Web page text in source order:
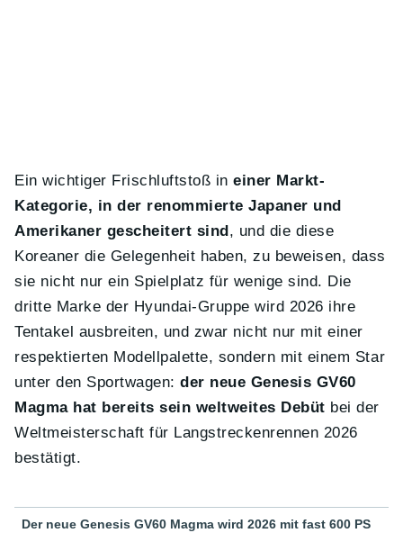
Ein wichtiger Frischluftstoß ineiner Markt-
Kategorie, in der renommierte Japaner und
Amerikaner gescheitert sind , und die diese
Koreaner die Gelegenheit haben, zu beweisen, dass
sie nicht nur ein Spielplatz für wenige sind. Die
dritte Marke der Hyundai-Gruppe wird 2026 ihre
Tentakel ausbreiten, und zwar nicht nur mit einer
respektierten Modellpalette, sondern mit einem Star
unter den Sportwagen:der neue Genesis GV60
Magma hat bereits sein weltweites Debüt bei der
Weltmeisterschaft für Langstreckenrennen 2026
bestätigt.
Der neue Genesis GV60 Magma wird 2026 mit fast 600 PS